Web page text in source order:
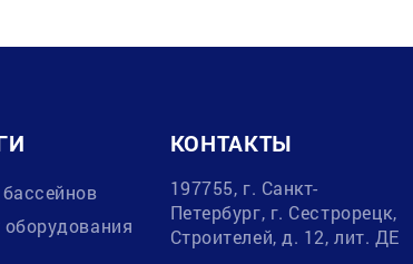
КОНТАКТЫ
197755, г. Санкт-
Петербург, г. Сестрорецк,
Строителей, д. 12, лит. ДЕ